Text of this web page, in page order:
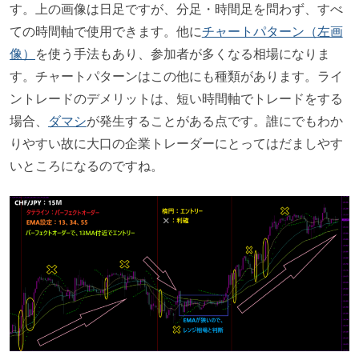
す。上の画像は日足ですが、分足・時間足を問わず、すべ
ての時間軸で使用できます。他にチャートパターン（左画
像） を使う手法もあり、参加者が多くなる相場になりま
す。チャートパターンはこの他にも種類があります。ライ
ントレードのデメリットは、短い時間軸でトレードをする
場合、
ダマシが発生することがある点です。誰にでもわか
りやすい故に大口の企業トレーダーにとってはだましやす
いところになるのですね。